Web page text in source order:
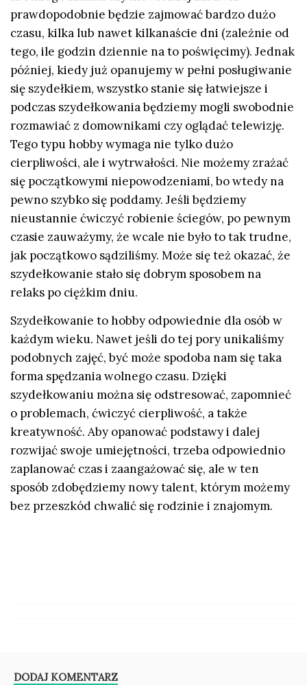
prawdopodobnie będzie zajmować bardzo dużo
czasu, kilka lub nawet kilkanaście dni (zależnie od
tego, ile godzin dziennie na to poświęcimy). Jednak
później, kiedy już opanujemy w pełni posługiwanie
się szydełkiem, wszystko stanie się łatwiejsze i
podczas szydełkowania będziemy mogli swobodnie
rozmawiać z domownikami czy oglądać telewizję.
Tego typu hobby wymaga nie tylko dużo
cierpliwości, ale i wytrwałości. Nie możemy zrażać
się początkowymi niepowodzeniami, bo wtedy na
pewno szybko się poddamy. Jeśli będziemy
nieustannie ćwiczyć robienie ściegów, po pewnym
czasie zauważymy, że wcale nie było to tak trudne,
jak początkowo sądziliśmy. Może się też okazać, że
szydełkowanie stało się dobrym sposobem na
relaks po ciężkim dniu.
Szydełkowanie to hobby odpowiednie dla osób w
każdym wieku. Nawet jeśli do tej pory unikaliśmy
podobnych zajęć, być może spodoba nam się taka
forma spędzania wolnego czasu. Dzięki
szydełkowaniu można się odstresować, zapomnieć
o problemach, ćwiczyć cierpliwość, a także
kreatywność. Aby opanować podstawy i dalej
rozwijać swoje umiejętności, trzeba odpowiednio
zaplanować czas i zaangażować się, ale w ten
sposób zdobędziemy nowy talent, którym możemy
bez przeszkód chwalić się rodzinie i znajomym.
DODAJ KOMENTARZ